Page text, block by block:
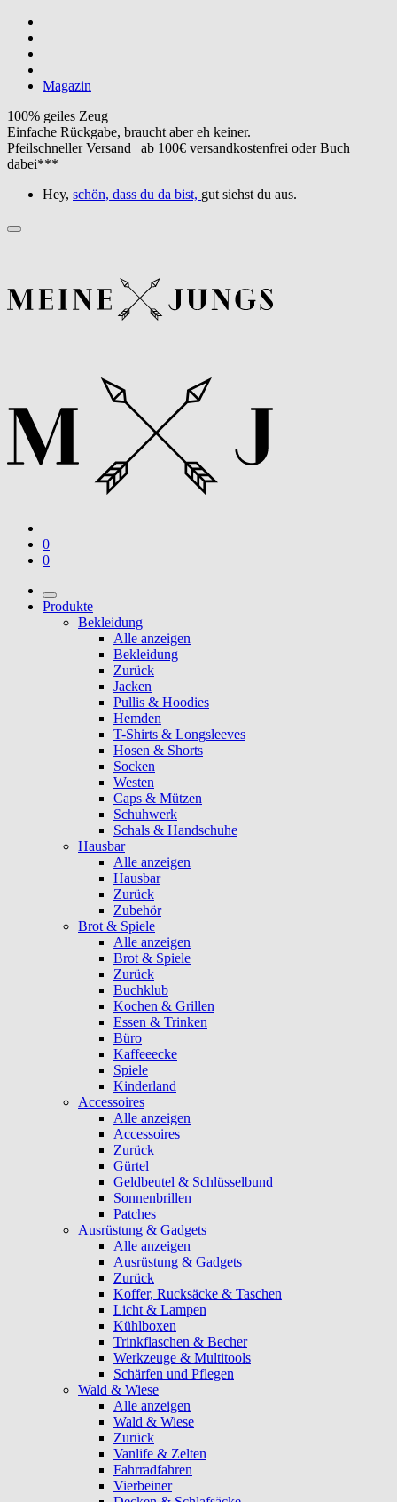
Magazin
100% geiles Zeug
Einfache Rückgabe, braucht aber eh keiner.
Pfeilschneller Versand | ab 100€ versandkostenfrei oder Buch
dabei***
Hey, schön, dass du da bist, gut siehst du aus.
0
0
Produkte
Bekleidung
Alle anzeigen
Bekleidung
Zurück
Jacken
Pullis & Hoodies
Hemden
T-Shirts & Longsleeves
Hosen & Shorts
Socken
Westen
Caps & Mützen
Schuhwerk
Schals & Handschuhe
Hausbar
Alle anzeigen
Hausbar
Zurück
Zubehör
Brot & Spiele
Alle anzeigen
Brot & Spiele
Zurück
Buchklub
Kochen & Grillen
Essen & Trinken
Büro
Kaffeeecke
Spiele
Kinderland
Accessoires
Alle anzeigen
Accessoires
Zurück
Gürtel
Geldbeutel & Schlüsselbund
Sonnenbrillen
Patches
Ausrüstung & Gadgets
Alle anzeigen
Ausrüstung & Gadgets
Zurück
Koffer, Rucksäcke & Taschen
Licht & Lampen
Kühlboxen
Trinkflaschen & Becher
Werkzeuge & Multitools
Schärfen und Pflegen
Wald & Wiese
Alle anzeigen
Wald & Wiese
Zurück
Vanlife & Zelten
Fahrradfahren
Vierbeiner